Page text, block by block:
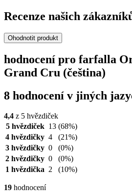
Recenze našich
Ohodnotit produkt
hodnocení pro farfalla
Grand Cru (čeština)
8 hodnocení v jiných
4,4 z 5 hvězdiček
5 hvězdiček 13 (68%)
4 hvězdičky 4
(21%)
3 hvězdičky 0
(0%)
2 hvězdičky 0
(0%)
1 hvězdička 2 (10%)
19 hodnocení